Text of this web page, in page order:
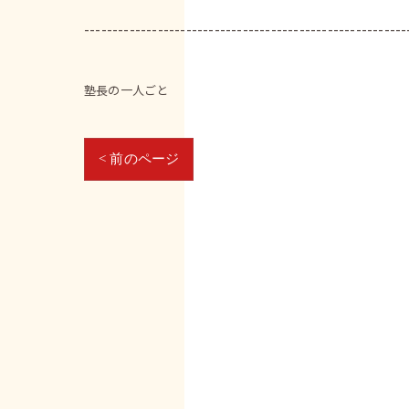
塾長の一人ごと
< 前のページ